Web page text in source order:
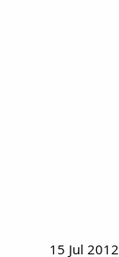
15 Jul 2012